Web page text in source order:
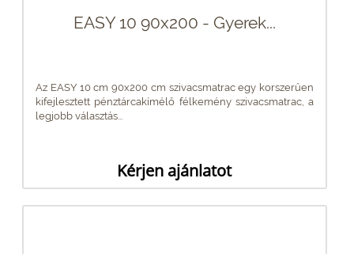
EASY 10 90x200 - Gyerek...
Az EASY 10 cm 90x200 cm szivacsmatrac egy korszerűen
kifejlesztett pénztárcakímélő félkemény szivacsmatrac, a
legjobb választás...
Kérjen ajánlatot